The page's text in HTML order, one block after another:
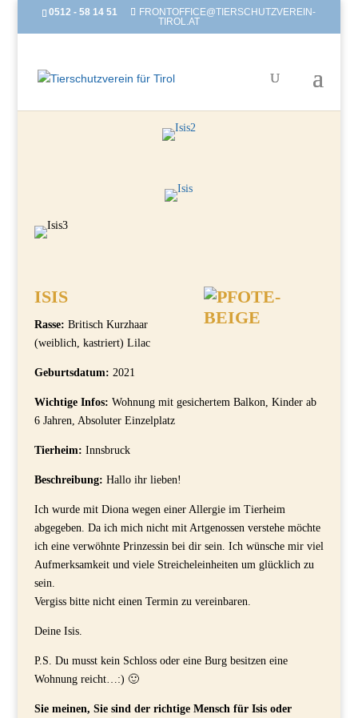
0512 - 58 14 51
FRONTOFFICE@TIERSCHUTZVEREIN-
TIROL.AT
ISIS
Rasse: Britisch Kurzhaar
(weiblich, kastriert) Lilac
Geburtsdatum: 2021
Wichtige Infos: Wohnung mit gesichertem Balkon, Kinder ab
6 Jahren, Absoluter Einzelplatz
Tierheim: Innsbruck
Beschreibung: Hallo ihr lieben!
Ich wurde mit Diona wegen einer Allergie im Tierheim
abgegeben. Da ich mich nicht mit Artgenossen verstehe möchte
ich eine verwöhnte Prinzessin bei dir sein. Ich wünsche mir viel
Aufmerksamkeit und viele Streicheleinheiten um glücklich zu
sein.
Vergiss bitte nicht einen Termin zu vereinbaren.
Deine Isis.
P.S. Du musst kein Schloss oder eine Burg besitzen eine
Wohnung reicht…:) 🙂
Sie meinen, Sie sind der richtige Mensch für Isis oder